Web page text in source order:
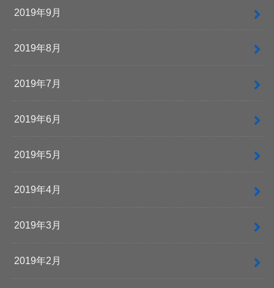
2019年9月
2019年8月
2019年7月
2019年6月
2019年5月
2019年4月
2019年3月
2019年2月